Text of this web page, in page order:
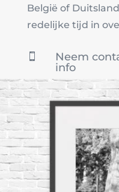
België of
redelijke tijd in

Neem
info